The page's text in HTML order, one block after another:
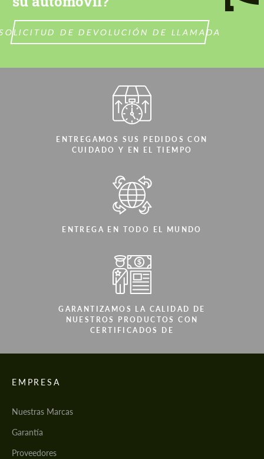
DE DEVOLUCIÓN DE LLAMADA
ENTREGAMOS SUS PEDIDOS CON
CUIDADO Y EN EL TIEMPO
ENTREGA EN TODO EL MUNDO
GARANTIZAMOS LA CALIDAD DE
NUESTROS PRODUCTOS CON
CERTIFICADOS DE
EMPRESA
Nuestras Marcas
Garantía
Proveedores
Hablamos su idioma
Hablamos su idioma